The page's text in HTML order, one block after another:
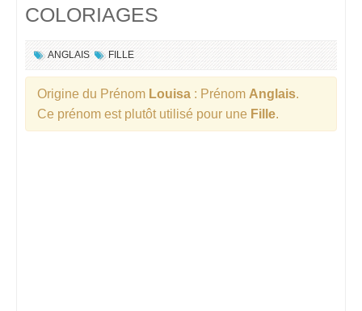
COLORIAGES
ANGLAIS FILLE
Origine du Prénom Louisa : Prénom Anglais.
Ce prénom est plutôt utilisé pour une Fille.